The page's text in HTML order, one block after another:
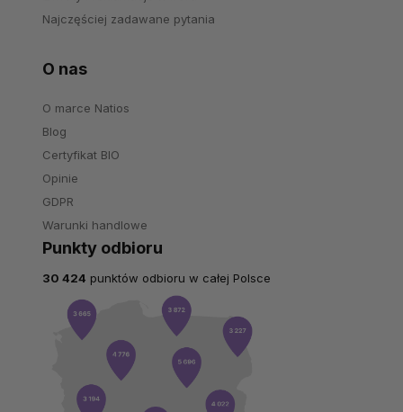
Najczęściej zadawane pytania
O nas
O marce Natios
Blog
Certyfikat BIO
Opinie
GDPR
Warunki handlowe
Punkty odbioru
30 424 punktów odbioru w całej Polsce